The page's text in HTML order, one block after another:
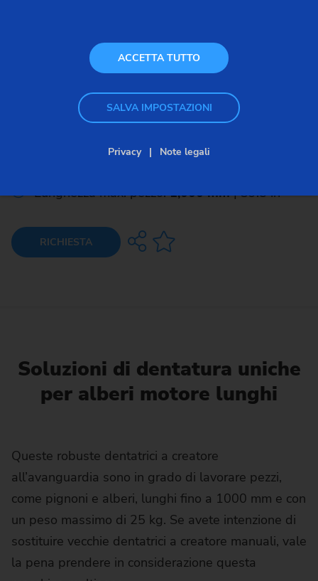
K 160 a bancale lungo XL
Module range: mm 0.2 - 2.5
Ø max. pezzo:100 mm| 4 in
Lunghezza max. pezzo:1,000 mm| 39.5 in
RICHIESTA
Soluzioni di dentatura uniche
per alberi motore lunghi
Queste robuste dentatrici a creatore
all’avanguardia sono in grado di lavorare pezzi,
come pignoni e alberi, lunghi fino a 1000 mm e con
un peso massimo di 25 kg. Se avete intenzione di
sostituire vecchie dentatrici a creatore manuali, vale
la pena prendere in considerazione questa
ACCETTA TUTTO
SALVA IMPOSTAZIONI
Privacy Note legali